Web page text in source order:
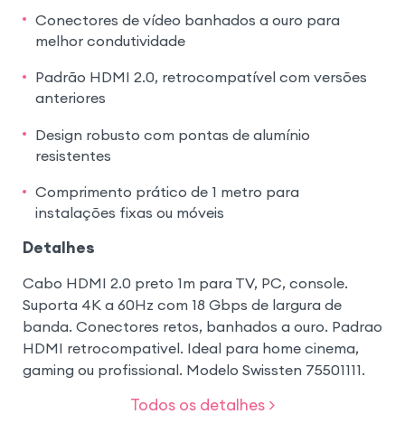
Conectores de vídeo banhados a ouro para
melhor condutividade
Padrão HDMI 2.0, retrocompatível com versões
anteriores
Design robusto com pontas de alumínio
resistentes
Comprimento prático de 1 metro para
instalações fixas ou móveis
Detalhes
Cabo HDMI 2.0 preto 1m para TV, PC, console.
Suporta 4K a 60Hz com 18 Gbps de largura de
banda. Conectores retos, banhados a ouro. Padrao
HDMI retrocompativel. Ideal para home cinema,
gaming ou profissional. Modelo Swissten 75501111.
Todos os detalhes >